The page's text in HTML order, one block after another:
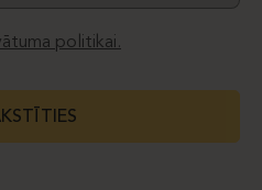
politikai.